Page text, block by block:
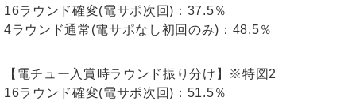
16ラウンド確変(電サポ次回)：37.5％
4ラウンド通常(電サポなし初回のみ)：48.5％
【電チュー入賞時ラウンド振り分け】※特図2
16ラウンド確変(電サポ次回)：51.5％